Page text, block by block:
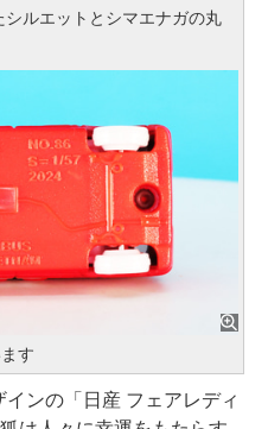
ルエットとシマエナガの丸
す
ンの「日産 フェアレディ